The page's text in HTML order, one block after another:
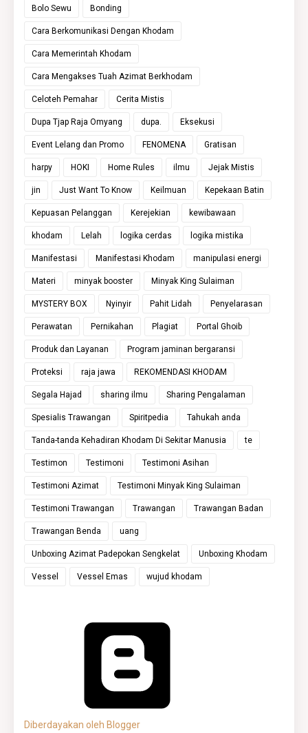
Bolo Sewu Bonding
Cara Berkomunikasi Dengan Khodam
Cara Memerintah Khodam
Cara Mengakses Tuah Azimat Berkhodam
Celoteh Pemahar Cerita Mistis
Dupa Tjap Raja Omyang dupa. Eksekusi
Event Lelang dan Promo FENOMENA Gratisan
harpy HOKI Home Rules ilmu Jejak Mistis
jin Just Want To Know Keilmuan Kepekaan Batin
Kepuasan Pelanggan Kerejekian kewibawaan
khodam Lelah logika cerdas logika mistika
Manifestasi Manifestasi Khodam manipulasi energi
Materi minyak booster Minyak King Sulaiman
MYSTERY BOX Nyinyir Pahit Lidah Penyelarasan
Perawatan Pernikahan Plagiat Portal Ghoib
Produk dan Layanan Program jaminan bergaransi
Proteksi raja jawa REKOMENDASI KHODAM
Segala Hajad sharing ilmu Sharing Pengalaman
Spesialis Trawangan Spiritpedia Tahukah anda
Tanda-tanda Kehadiran Khodam Di Sekitar Manusia te
Testimon Testimoni Testimoni Asihan
Testimoni Azimat Testimoni Minyak King Sulaiman
Testimoni Trawangan Trawangan Trawangan Badan
Trawangan Benda uang
Unboxing Azimat Padepokan Sengkelat Unboxing Khodam
Vessel Vessel Emas wujud khodam
Diberdayakan oleh Blogger